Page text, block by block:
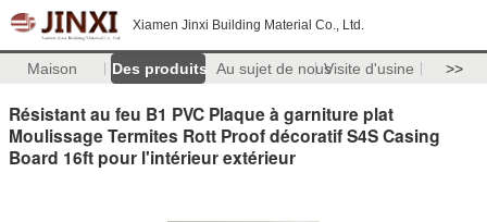
Xiamen Jinxi Building Material Co., Ltd.
Maison Des produits Au sujet de nousVisite d'usine >>
Résistant au feu B1 PVC Plaque à garniture plat
Moulissage Termites Rott Proof décoratif S4S Casing
Board 16ft pour l'intérieur extérieur